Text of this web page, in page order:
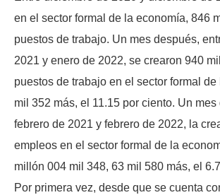
en el sector formal de la economía, 846
puestos de trabajo. Un mes después,
2021 y enero de 2022, se crearon 940
puestos de trabajo en el sector formal
mil 352 más, el 11.15 por ciento. Un
febrero de 2021 y febrero de 2022, la
empleos en el sector formal de la
millón 004 mil 348, 63 mil 580 más, el
Por primera vez, desde que se cuenta